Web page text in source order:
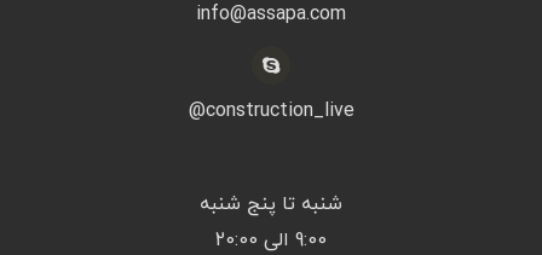
info@assapa.com
construction_live@
شنبه تا پنج شنبه
9:00 الی 20:00